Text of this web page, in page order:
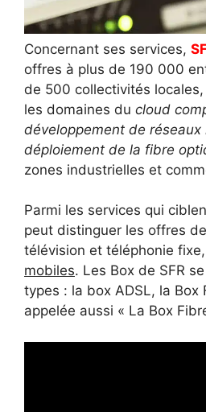
Concernant ses services,
offres à plus de 190 000
de 500 collectivités
les domaines du cloud
développement de
déploiement de la fibre
zones industrielles et
Parmi les services qui
peut distinguer les offres de
télévision et téléphonie
mobiles. Les Box de SFR
types : la box ADSL, la Box
appelée aussi « La Box